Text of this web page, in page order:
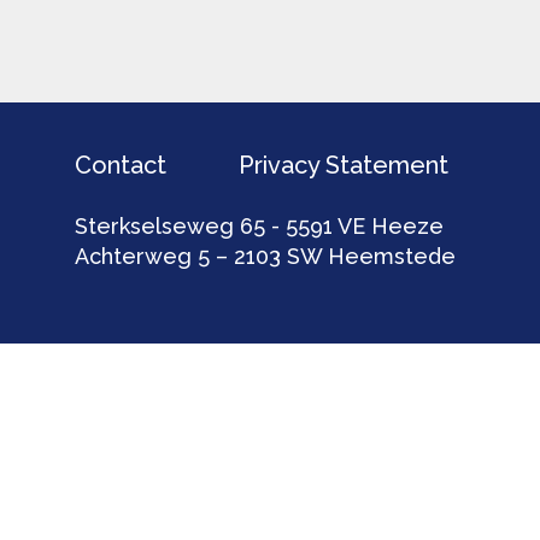
Contact Privacy Statement
Sterkselseweg 65 - 5591 VE Heeze
Achterweg 5 – 2103 SW Heemstede